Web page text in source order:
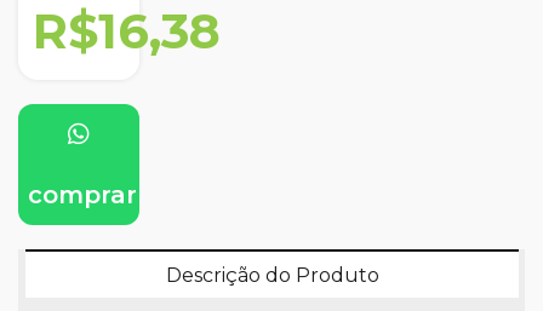
R$16,38
comprar
Descrição do Produto